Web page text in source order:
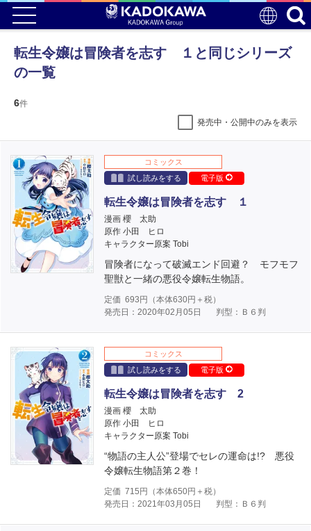
転生令嬢は冒険者を志す １と同じシリーズ
の一覧
6件
発売中・公開中のみを表示
コミックス
試し読みをする
電子版
転生令嬢は冒険者を志す １
漫画 櫻 太助
原作 小田 ヒロ
キャラクター原案 Tobi
冒険者になって破滅エンド回避？ モフモフ
聖獣と一緒の悪役令嬢転生物語。
定価 693 円（本体630円＋税）
発売日：2020年02月05日
判型：Ｂ６判
コミックス
試し読みをする
電子版
転生令嬢は冒険者を志す 2
漫画 櫻 太助
原作 小田 ヒロ
キャラクター原案 Tobi
“物語の主人公”登場でセレの運命は!? 悪役
令嬢転生物語第２巻！
定価 715 円（本体650円＋税）
発売日：2021年03月05日
判型：Ｂ６判